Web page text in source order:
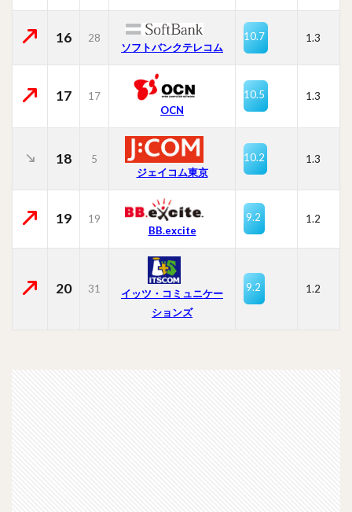
16 28
ソフトバンクテレコム
10.7 1.3
17
17
OCN
10.5 1.3
18
5
ジェイコム東京
10.2 1.3
19
19
BB.excite
9.2 1.2
20 31
イッツ・コミュニケー
ションズ
9.2 1.2